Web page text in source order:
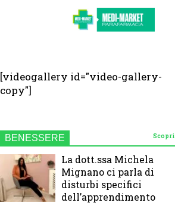
[videogallery id="video-gallery-
copy"]
BENESSERE Scopri
La dott.ssa Michela
Mignano ci parla di
disturbi specifici
dell’apprendimento